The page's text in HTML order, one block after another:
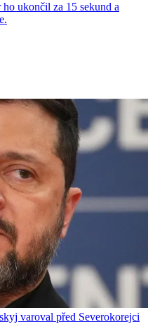
ukončil za 15 sekund a
varoval před Severokorejci